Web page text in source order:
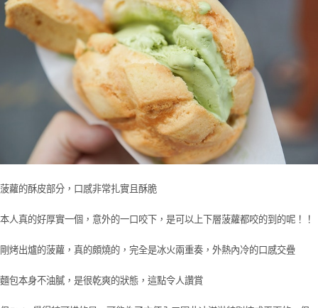
菠蘿的酥皮部分，口感非常扎實且酥脆
本人真的好厚實一個，意外的一口咬下，是可以上下層菠蘿都咬的到的呢！！
剛烤出爐的菠蘿，真的頗燒的，完全是冰火兩重奏，外熱內冷的口感交疊
麵包本身不油膩，是很乾爽的狀態，這點令人讚賞